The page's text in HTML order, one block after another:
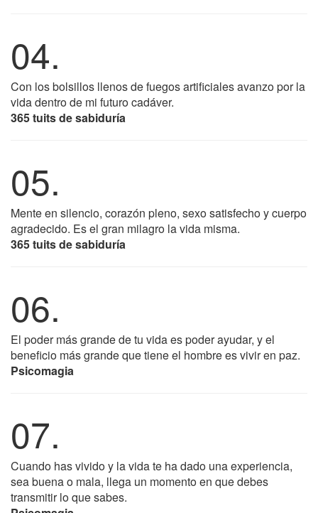
04.
Con los bolsillos llenos de fuegos artificiales avanzo por la
vida dentro de mi futuro cadáver.
365 tuits de sabiduría
05.
Mente en silencio, corazón pleno, sexo satisfecho y cuerpo
agradecido. Es el gran milagro la vida misma.
365 tuits de sabiduría
06.
El poder más grande de tu vida es poder ayudar, y el
beneficio más grande que tiene el hombre es vivir en paz.
Psicomagia
07.
Cuando has vivido y la vida te ha dado una experiencia,
sea buena o mala, llega un momento en que debes
transmitir lo que sabes.